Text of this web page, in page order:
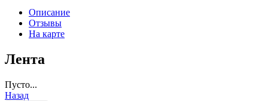
Описание
Отзывы
На карте
Лента
Пусто...
Назад